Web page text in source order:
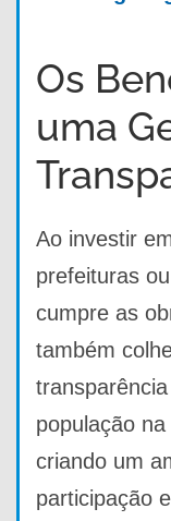
Os
uma
Ao investir
prefeituras
cumpre as
também
população
criando um
participação